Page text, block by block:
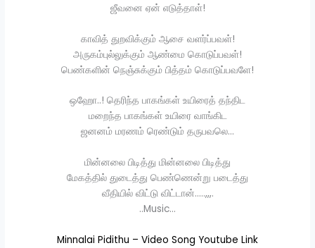
ஜீவனை ஏன் எடுத்தாள்!
காவித் துறவிக்கும் ஆசை வளர்ப்பவள்!
அருகம்புல்லுக்கும் ஆண்மை கொடுப்பவள்!
பெண்களின் நெஞ்சுக்கும் பித்தம் கொடுப்பவளே!
ஒஹோ..! தெரிந்த பாகங்கள் உயிரைத் தந்திட
மறைந்த பாகங்கள் உயிரை வாங்கிட
ஜனனம் மரணம் ரெண்டும் தருபவலெ…
மின்னலை பிடித்து மின்னலை பிடித்து
மேகத்தில் துடைத்து பெண்ணென்று படைத்து
வீதியில் விட்டு விட்டான்…..,,,.
..Music…
Minnalai Pidithu – Video Song Youtube Link